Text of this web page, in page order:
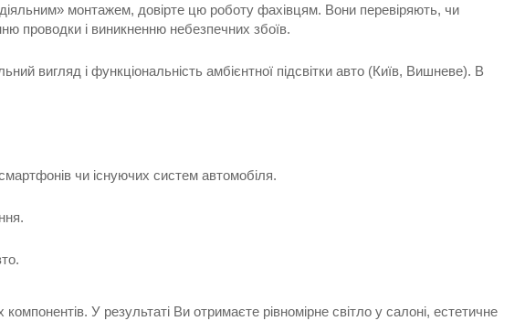
монтажем, довірте цю роботу фахівцям. Вони перевіряють, чи
проводки і виникненню небезпечних збоїв.
вигляд і функціональність амбієнтної підсвітки авто (Київ, Вишневе). В
чи існуючих систем автомобіля.
У результаті Ви отримаєте рівномірне світло у салоні, естетичне